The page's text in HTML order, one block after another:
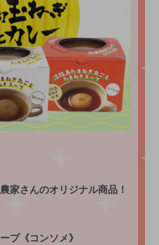
家さんのオリジナル商品！
プ《コンソメ》